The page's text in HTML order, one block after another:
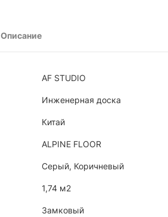
Описание
AF STUDIO
Инженерная доска
Китай
ALPINE FLOOR
Серый, Коричневый
1,74 м2
Замковый